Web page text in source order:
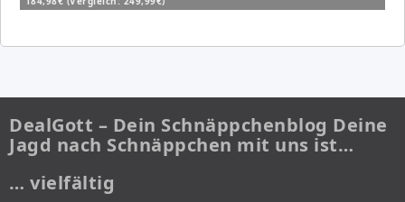
DealGott – Dein Schnäppchenblog Deine
Jagd nach Schnäppchen mit uns ist…
… vielfältig